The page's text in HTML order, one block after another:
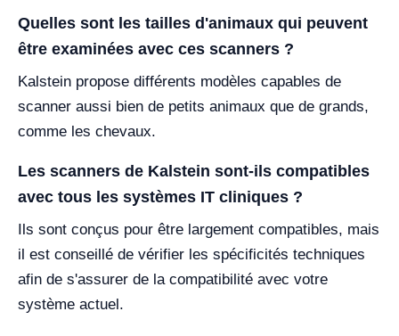
Quelles sont les tailles d'animaux qui peuvent
être examinées avec ces scanners ?
Kalstein propose différents modèles capables de
scanner aussi bien de petits animaux que de grands,
comme les chevaux.
Les scanners de Kalstein sont-ils compatibles
avec tous les systèmes IT cliniques ?
Ils sont conçus pour être largement compatibles, mais
il est conseillé de vérifier les spécificités techniques
afin de s'assurer de la compatibilité avec votre
système actuel.